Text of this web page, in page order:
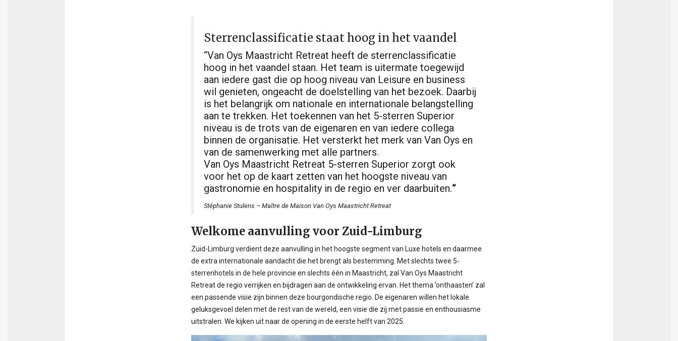
Sterrenclassificatie staat hoog in het vaandel
“Van Oys Maastricht Retreat heeft de sterrenclassificatie
hoog in het vaandel staan. Het team is uitermate toegewijd
aan iedere gast die op hoog niveau van Leisure en business
wil genieten, ongeacht de doelstelling van het bezoek. Daarbij
is het belangrijk om nationale en internationale belangstelling
aan te trekken. Het toekennen van het 5-sterren Superior
niveau is de trots van de eigenaren en van iedere collega
binnen de organisatie. Het versterkt het merk van Van Oys en
van de samenwerking met alle partners.
Van Oys Maastricht Retreat 5-sterren Superior zorgt ook
voor het op de kaart zetten van het hoogste niveau van
gastronomie en hospitality in de regio en ver daarbuiten.“
Stéphanie Stulens – Maître de Maison Van Oys Maastricht Retreat
Welkome aanvulling voor Zuid-Limburg
Zuid-Limburg verdient deze aanvulling in het hoogste segment van Luxe hotels en daarmee
de extra internationale aandacht die het brengt als bestemming. Met slechts twee 5-
sterrenhotels in de hele provincie en slechts één in Maastricht, zal Van Oys Maastricht
Retreat de regio verrijken en bijdragen aan de ontwikkeling ervan. Het thema ’onthaasten’ zal
een passende visie zijn binnen deze bourgondische regio. De eigenaren willen het lokale
geluksgevoel delen met de rest van de wereld, een visie die zij met passie en enthousiasme
uitstralen. We kijken uit naar de opening in de eerste helft van 2025.